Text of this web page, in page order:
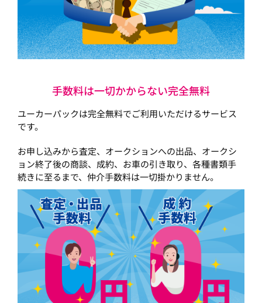
手数料は一切かからない完全無料
ユーカーパックは完全無料でご利用いただけるサービス
です。
お申し込みから査定、オークションへの出品、オークシ
ョン終了後の商談、成約、お車の引き取り、各種書類手
続きに至るまで、仲介手数料は一切掛かりません。